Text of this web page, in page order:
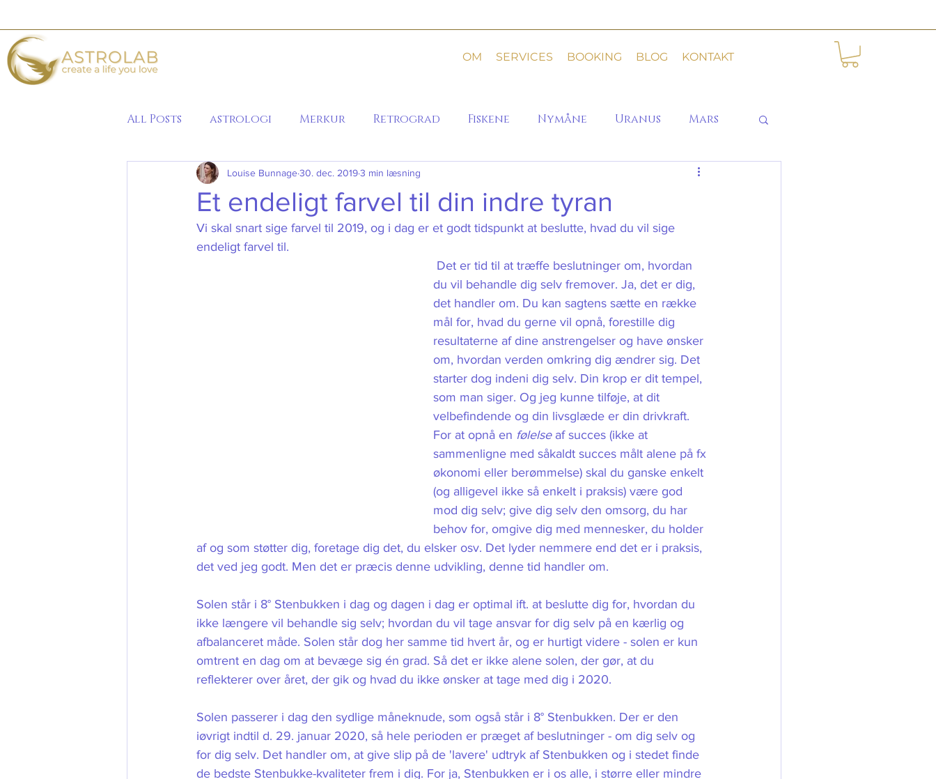
OM SERVICES BOOKING BLOG KONTAKT
All Posts astrologi Merkur Retrograd Fiskene Nymåne Uranus Mars
Et endeligt farvel til din indre tyran
Louise Bunnage30. dec. 20193 min læsning
Vi skal snart sige farvel til 2019, og i dag er et godt tidspunkt at beslutte, hvad du vil sige
endeligt farvel til.
du vil behandle dig selv fremover. Ja, det er dig,
det handler om. Du kan sagtens sætte en række
mål for, hvad du gerne vil opnå, forestille dig
resultaterne af dine anstrengelser og have ønsker
om, hvordan verden omkring dig ændrer sig. Det
starter dog indeni dig selv. Din krop er dit tempel,
som man siger. Og jeg kunne tilføje, at dit
velbefindende og din livsglæde er din drivkraft.
For at opnå en følelse af succes (ikke at
sammenligne med såkaldt succes målt alene på fx
økonomi eller berømmelse) skal du ganske enkelt
(og alligevel ikke så enkelt i praksis) være god
mod dig selv; give dig selv den omsorg, du har
behov for, omgive dig med mennesker, du holder
af og som støtter dig, foretage dig det, du elsker osv. Det lyder nemmere end det er i praksis,
det ved jeg godt. Men det er præcis denne udvikling, denne tid handler om.
Solen står i 8° Stenbukken i dag og dagen i dag er optimal ift. at beslutte dig for, hvordan du
ikke længere vil behandle sig selv; hvordan du vil tage ansvar for dig selv på en kærlig og
afbalanceret måde. Solen står dog her samme tid hvert år, og er hurtigt videre - solen er kun
omtrent en dag om at bevæge sig én grad. Så det er ikke alene solen, der gør, at du
reflekterer over året, der gik og hvad du ikke ønsker at tage med dig i 2020.
Solen passerer i dag den sydlige måneknude, som også står i 8° Stenbukken. Der er den
iøvrigt indtil d. 29. januar 2020, så hele perioden er præget af beslutninger - om dig selv og
for dig selv. Det handler om, at give slip på de 'lavere' udtryk af Stenbukken og i stedet finde
de bedste Stenbukke-kvaliteter frem i dig. For ja, Stenbukken er i os alle, i større eller mindre